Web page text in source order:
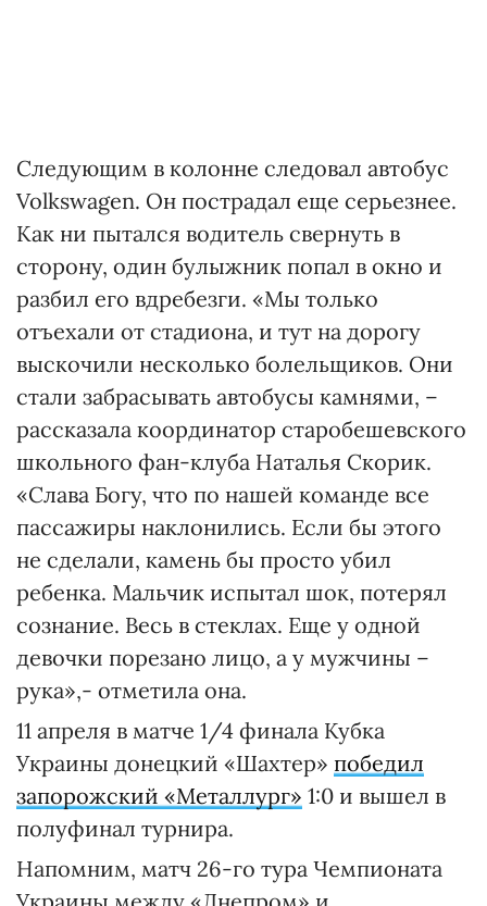
Следующим в колонне следовал автобус
Volkswagen. Он пострадал еще серьезнее.
Как ни пытался водитель свернуть в
сторону, один булыжник попал в окно и
разбил его вдребезги. «Мы только
отъехали от стадиона, и тут на дорогу
выскочили несколько болельщиков. Они
стали забрасывать автобусы камнями, –
рассказала координатор старобешевского
школьного фан-клуба Наталья Скорик.
«Слава Богу, что по нашей команде все
пассажиры наклонились. Если бы этого
не сделали, камень бы просто убил
ребенка. Мальчик испытал шок, потерял
сознание. Весь в стеклах. Еще у одной
девочки порезано лицо, а у мужчины –
рука»,- отметила она.
11 апреля в матче 1/4 финала Кубка
Украины донецкий «Шахтер» победил
запорожский «Металлург» 1:0 и вышел в
полуфинал турнира.
Напомним, матч 26-го тура Чемпионата